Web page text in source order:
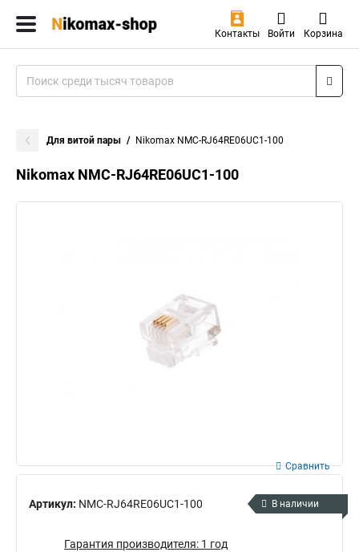
Контакты Войти Корзина
Для витой пары Nikomax NMC-RJ64RE06UC1-100
Nikomax NMC-RJ64RE06UC1-100
Артикул: NMC-RJ64RE06UC1-100
Сравнить
В наличии
Гарантия производителя: 1 год